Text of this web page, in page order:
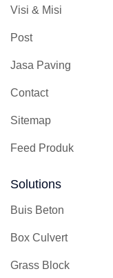
Visi & Misi
Post
Jasa Paving
Contact
Sitemap
Feed Produk
Solutions
Buis Beton
Box Culvert
Grass Block